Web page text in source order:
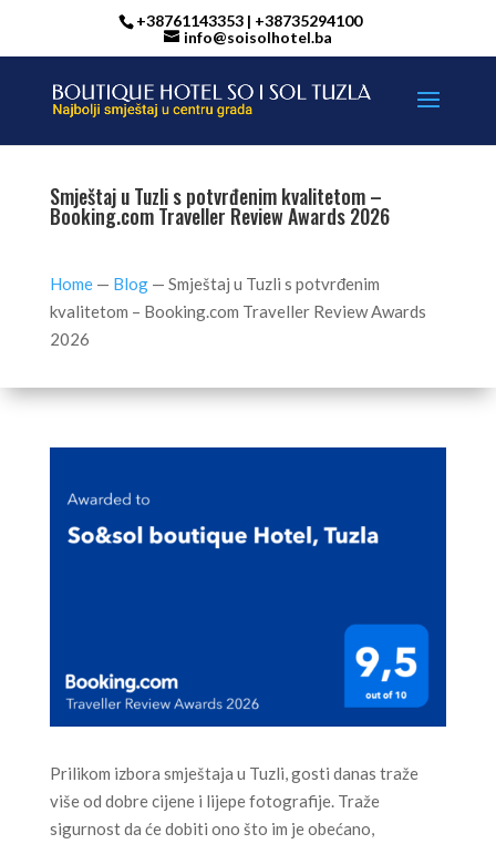
+38761143353 | +38735294100
info@soisolhotel.ba
Smještaj u Tuzli s potvrđenim kvalitetom –
Booking.com Traveller Review Awards 2026
Home— Blog— Smještaj u Tuzli s potvrđenim
kvalitetom – Booking.com Traveller Review Awards
2026
Prilikom izbora smještaja u Tuzli, gosti danas traže
više od dobre cijene i lijepe fotografije. Traže
sigurnost da će dobiti ono što im je obećano,